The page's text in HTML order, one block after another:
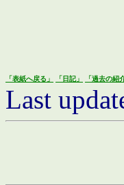
「表紙へ戻る」 「日記」 「過去の紹
Last